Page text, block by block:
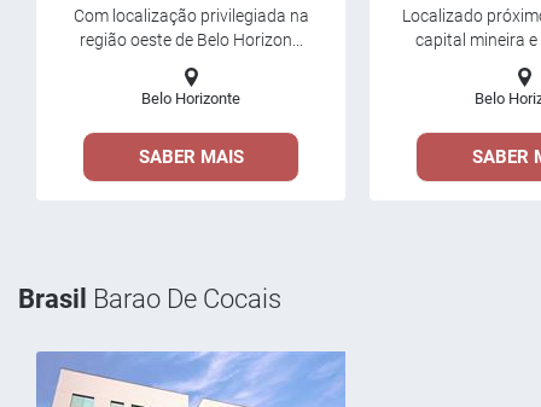
Com localização privilegiada na
região oeste de Belo Horizon...
Belo Horizonte
SABER MAIS
Localizado
capital mineira
Belo
SABER
Brasil Barao De Cocais